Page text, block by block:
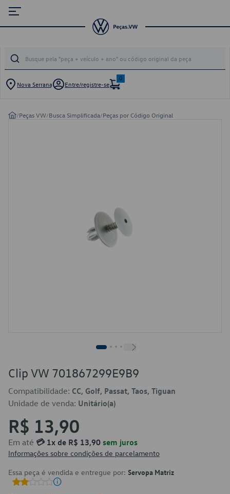
Nova Serrana Entre/registre-se
0
/Peças VW/Busca Simplificada/Peças por Código Original
Clip VW 701867299E9B9
Compatibilidade: CC, Golf, Passat, Taos, Tiguan
Unidade de venda: Unitário(a)
R$ 13,90
Em até 💳 1x de R$ 13,90 sem juros
Informações sobre condições de parcelamento
Essa peça é vendida e entregue por: Servopa Matriz